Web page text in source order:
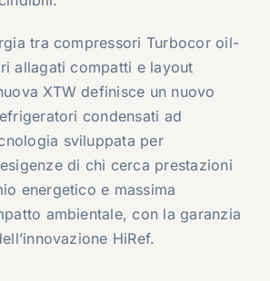
tra compressori Turbocor oil-
allagati compatti e layout
XTW definisce un nuovo
condensati ad
sviluppata per
di chi cerca prestazioni
energetico e massima
ambientale, con la garanzia
HiRef.